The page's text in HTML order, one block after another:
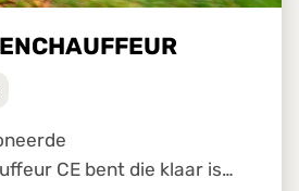
CE bent die klaar is